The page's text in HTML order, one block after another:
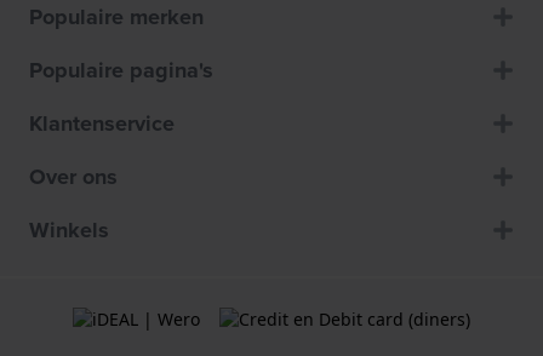
Populaire merken
Populaire pagina's
Klantenservice
Over ons
Winkels